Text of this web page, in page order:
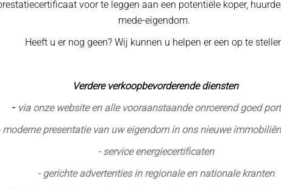
voor te leggen aan een potentiële koper,
mede-eigendom.
Heeft u er nog geen? Wij kunnen u helpen er een op te
Verdere verkoopbevorderende diensten
- via onze website en alle vooraanstaande onroerend goed
moderne presentatie van uw eigendom in ons nieuwe
- service energiecertificaten
- gerichte advertenties in regionale en nationale kranten